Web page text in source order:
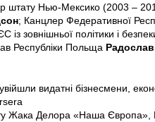
штату Нью-Мексико (2003 –
; Канцлер Федеративної
із зовнішньої політики і
Республіки Польща
видатні бізнесмени,
Жака Делора «Наша